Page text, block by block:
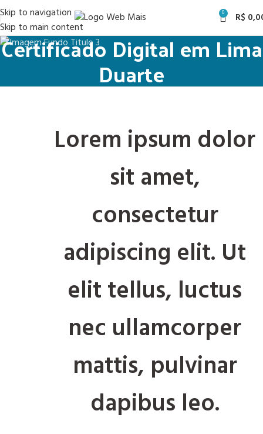
Skip to navigation
Skip to main content
0 R$
Certificado Digital em Lima
Duarte
Lorem ipsum dolor
sit amet,
consectetur
adipiscing elit. Ut
elit tellus, luctus
nec ullamcorper
mattis, pulvinar
dapibus leo.